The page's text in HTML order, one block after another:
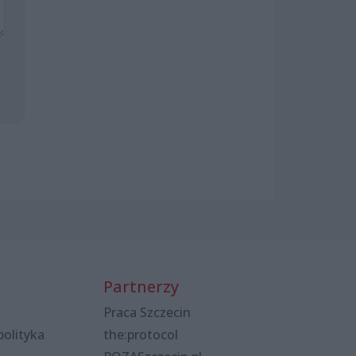
Partnerzy
Praca Szczecin
the:protocol